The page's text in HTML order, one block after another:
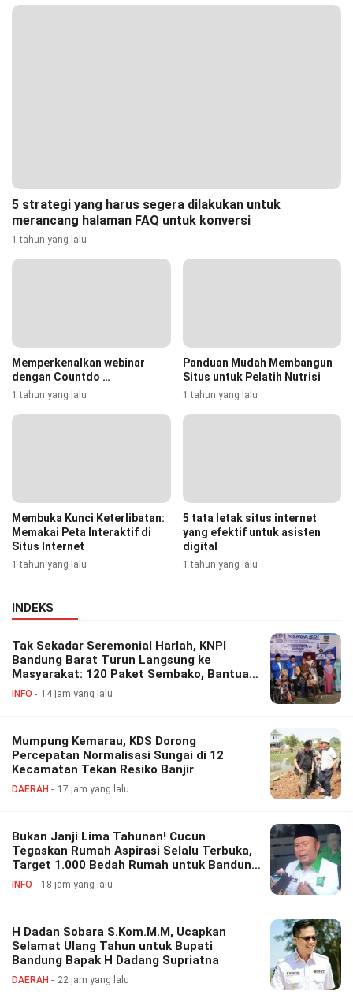
5 strategi yang harus segera dilakukan untuk
merancang halaman FAQ untuk konversi
1 tahun yang lalu
Memperkenalkan webinar
dengan Countdo …
1 tahun yang lalu
Panduan Mudah Membangun
Situs untuk Pelatih Nutrisi
1 tahun yang lalu
Membuka Kunci Keterlibatan:
Memakai Peta Interaktif di
Situs Internet
1 tahun yang lalu
5 tata letak situs internet
yang efektif untuk asisten
digital
1 tahun yang lalu
INDEKS
Tak Sekadar Seremonial Harlah, KNPI
Bandung Barat Turun Langsung ke
Masyarakat: 120 Paket Sembako, Bantuan
Disabilitas hingga Layanan Kesehatan
INFO 14 jam yang lalu
Mumpung Kemarau, KDS Dorong
Percepatan Normalisasi Sungai di 12
Kecamatan Tekan Resiko Banjir
DAERAH 17 jam yang lalu
Bukan Janji Lima Tahunan! Cucun
Tegaskan Rumah Aspirasi Selalu Terbuka,
Target 1.000 Bedah Rumah untuk Bandung
Barat
INFO 18 jam yang lalu
H Dadan Sobara S.Kom.M.M, Ucapkan
Selamat Ulang Tahun untuk Bupati
Bandung Bapak H Dadang Supriatna
DAERAH 22 jam yang lalu